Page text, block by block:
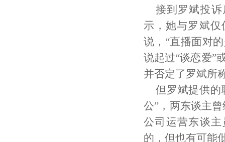
接到罗斌投
示，她与罗斌
说，“直播面对
说起过“谈恋爱”
并否定了罗斌所
但罗斌提供的
公”，两东谈主
公司运营东谈主
的，但也有可能